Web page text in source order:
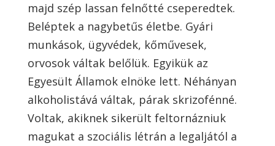
majd szép lassan felnőtté cseperedtek.
Beléptek a nagybetűs életbe. Gyári
munkások, ügyvédek, kőművesek,
orvosok váltak belőlük. Egyikük az
Egyesült Államok elnöke lett. Néhányan
alkoholistává váltak, párak skrizofénné.
Voltak, akiknek sikerült feltornázniuk
magukat a szociális létrán a legaljától a